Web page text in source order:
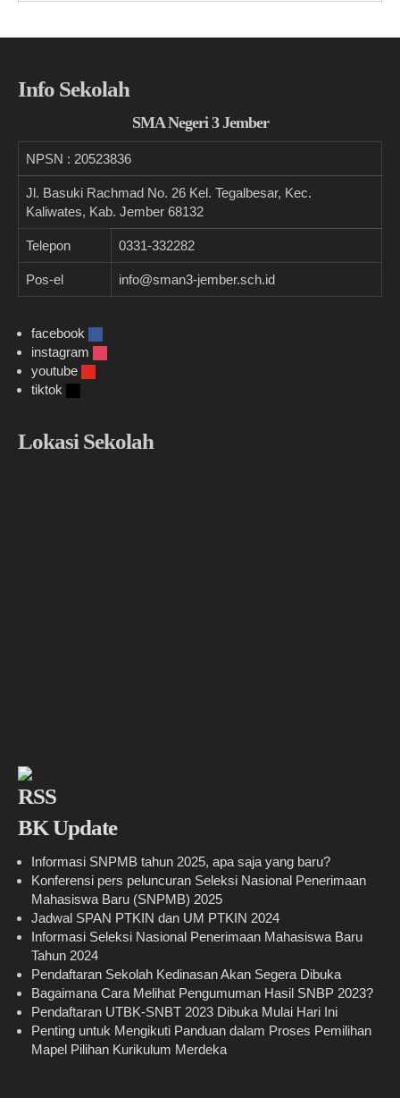
Info Sekolah
SMA Negeri 3 Jember
NPSN : 20523836
Jl. Basuki Rachmad No. 26 Kel. Tegalbesar, Kec.
Kaliwates, Kab. Jember 68132
Telepon 0331-332282
Pos-el info@sman3-jember.sch.id
facebook
instagram
youtube
tiktok
Lokasi Sekolah
BK Update
Informasi SNPMB tahun 2025, apa saja yang baru?
Konferensi pers peluncuran Seleksi Nasional Penerimaan
Mahasiswa Baru (SNPMB) 2025
Jadwal SPAN PTKIN dan UM PTKIN 2024
Informasi Seleksi Nasional Penerimaan Mahasiswa Baru
Tahun 2024
Pendaftaran Sekolah Kedinasan Akan Segera Dibuka
Bagaimana Cara Melihat Pengumuman Hasil SNBP 2023?
Pendaftaran UTBK-SNBT 2023 Dibuka Mulai Hari Ini
Penting untuk Mengikuti Panduan dalam Proses Pemilihan
Mapel Pilihan Kurikulum Merdeka